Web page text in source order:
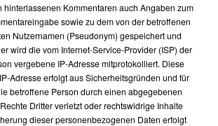
hinterlassenen Kommentaren auch Angaben zum
sowie zu dem von der betroffenen
Nutzernamen (Pseudonym) gespeichert und
wird die vom Internet-Service-Provider (ISP) der
vergebene IP-Adresse mitprotokolliert. Diese
Adresse erfolgt aus Sicherheitsgründen und für
betroffene Person durch einen abgegebenen
Dritter verletzt oder rechtswidrige Inhalte
dieser personenbezogenen Daten erfolgt